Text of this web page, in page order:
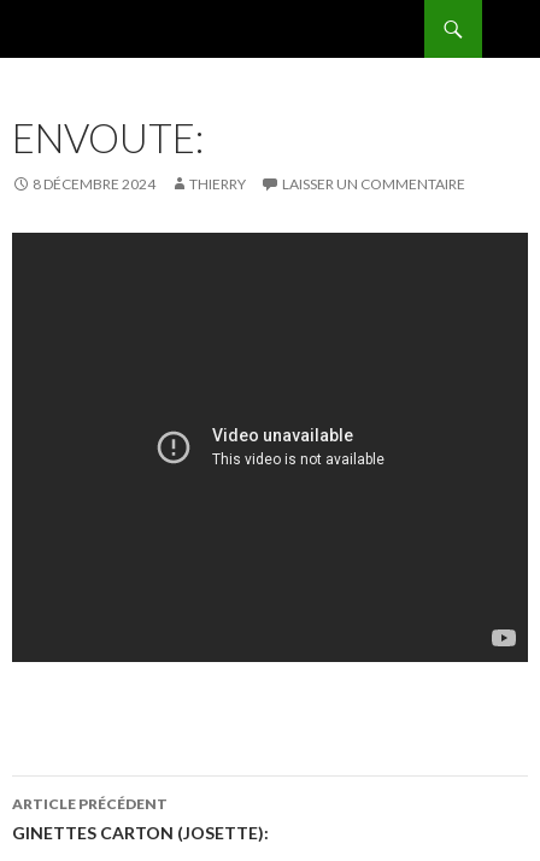
ENVOUTE:
8 DÉCEMBRE 2024 THIERRY LAISSER UN COMMENTAIRE
Navigation
ARTICLE PRÉCÉDENT
GINETTES CARTON (JOSETTE):